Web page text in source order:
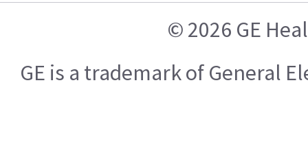
© 2026 GE
GE is a trademark of General